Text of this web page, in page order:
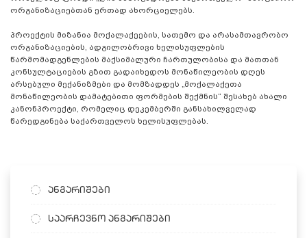
ორგანიზაციებთან ერთად ახორციელებს.
პროექტის მიზანია მოქალაქეების, სათემო და არასამთავრობო
ორგანიზაციების, ადგილობრივი ხელისუფლების
წარმომადგენლების მაქსიმალური ჩართულობისა და მათთან
კონსულტაციების გზით გადაიხედოს მონაწილეობის დღეს
არსებული მექანიზმები და მომზადდეს „მოქალაქეთა
მონაწილეობის დამატებითი ფორმების შექმნის“ შესახებ ახალი
კანონპროექტი, რომელიც დეკემბერში განსახილველად
წარედგინება საქართველოს ხელისუფლებას.
ანგარიშები
საარჩევნო ანგარიშები